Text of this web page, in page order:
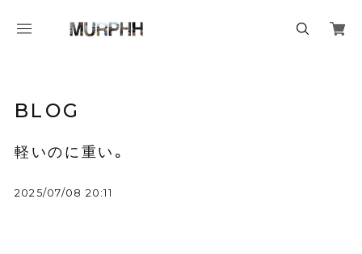
BLOG
軽いのに重い。
2025/07/08 20:11